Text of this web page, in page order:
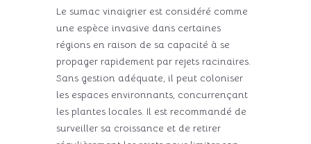
Le sumac vinaigrier est considéré comme
une espèce invasive dans certaines
régions en raison de sa capacité à se
propager rapidement par rejets racinaires.
Sans gestion adéquate, il peut coloniser
les espaces environnants, concurrençant
les plantes locales. Il est recommandé de
surveiller sa croissance et de retirer